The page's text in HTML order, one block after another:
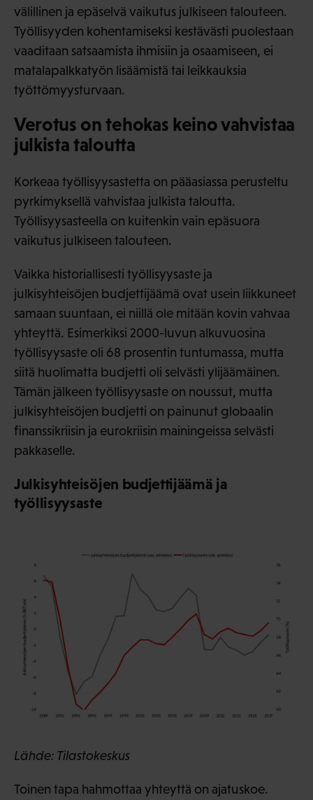
välillinen ja epäselvä vaikutus julkiseen talouteen.
Työllisyyden kohentamiseksi kestävästi puolestaan
vaaditaan satsaamista ihmisiin ja osaamiseen, ei
matalapalkkatyön lisäämistä tai leikkauksia
työttömyysturvaan.
Verotus on tehokas keino vahvistaa
julkista taloutta
Korkeaa työllisyysastetta on pääasiassa perusteltu
pyrkimyksellä vahvistaa julkista taloutta.
Työllisyysasteella on kuitenkin vain epäsuora
vaikutus julkiseen talouteen.
Vaikka historiallisesti työllisyysaste ja
julkisyhteisöjen budjettijäämä ovat usein liikkuneet
samaan suuntaan, ei niillä ole mitään kovin vahvaa
yhteyttä. Esimerkiksi 2000-luvun alkuvuosina
työllisyysaste oli 68 prosentin tuntumassa, mutta
siitä huolimatta budjetti oli selvästi ylijäämäinen.
Tämän jälkeen työllisyysaste on noussut, mutta
julkisyhteisöjen budjetti on painunut globaalin
finanssikriisin ja eurokriisin mainingeissa selvästi
pakkaselle.
Julkisyhteisöjen budjettijäämä ja
työllisyysaste
Lähde: Tilastokeskus
Toinen tapa hahmottaa yhteyttä on ajatuskoe.